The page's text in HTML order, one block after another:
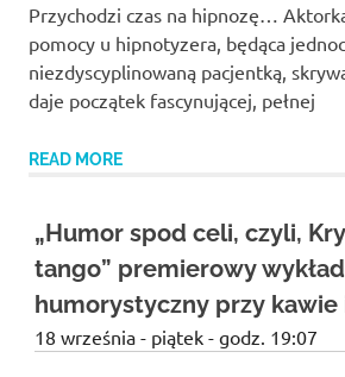
Przychodzi czas na hipnozę…
pomocy u hipnotyzera, będąca
niezdyscyplinowaną pacjentką,
daje początek fascynującej, pełnej
READ MORE
„Humor spod celi, czyli,
tango” premierowy wykład
humorystyczny przy kawie
18 września - piątek - godz. 19:07